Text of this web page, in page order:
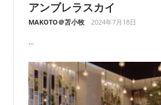
アンブレラスカイ
MAKOTO＠苫小牧 2024年7月18日
...